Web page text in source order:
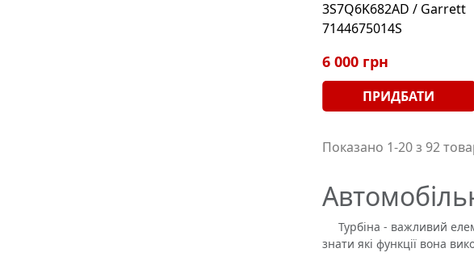
3S7Q6K682AD / Garrett
7144675014S
6 000 грн
ПРИДБАТИ
Показано 1-20 з 92
Турбіна - важливий
знати які функції вона